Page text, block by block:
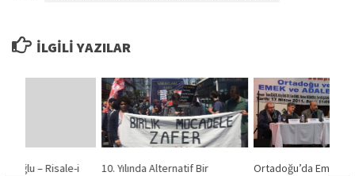
İLGILI YAZILAR
10. Yılında Alternatif Bir
Ortadoğu’da Emek
– Risale-i